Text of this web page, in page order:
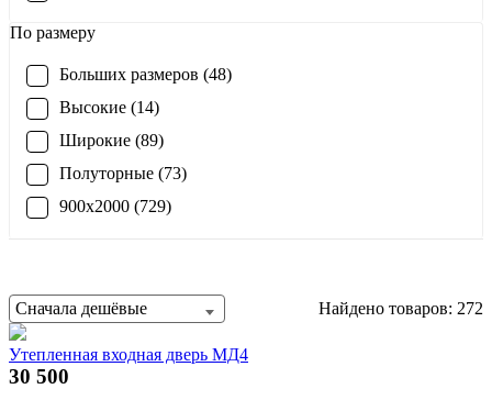
По размеру
Больших размеров (48)
Высокие (14)
Широкие (89)
Полуторные (73)
900x2000 (729)
Сначала дешёвые Найдено товаров: 272
Утепленная входная дверь МД4
30 500